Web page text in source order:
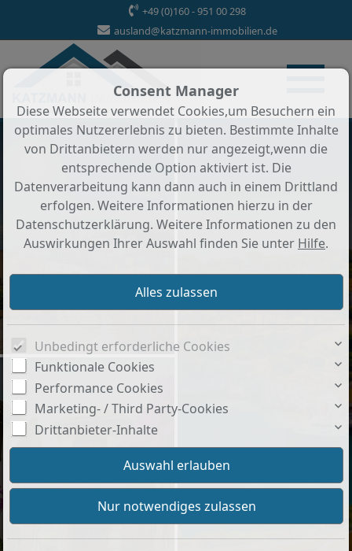
+49 (0)160 - 951 00 298
ausland@katzmann-immobilien.de
Consent Manager
Diese Webseite verwendet Cookies,um Besuchern ein
optimales Nutzererlebnis zu bieten. Bestimmte Inhalte
von Drittanbietern werden nur angezeigt,wenn die
entsprechende Option aktiviert ist. Die
Datenverarbeitung kann dann auch in einem Drittland
erfolgen. Weitere Informationen hierzu in der
Datenschutzerklärung. Weitere Informationen zu den
Auswirkungen Ihrer Auswahl finden Sie unter Hilfe.
Unbedingt erforderliche Cookies
Funktionale Cookies
Performance Cookies
Marketing- / Third Party-Cookies
Drittanbieter-Inhalte